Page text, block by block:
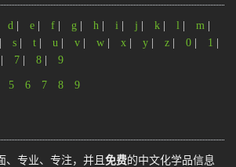
d e f g h i j k l m
s t u v w x y z 0 1
7 8 9
5 6 7 8 9
、专业、专注，并且 免费的中文化学品信息